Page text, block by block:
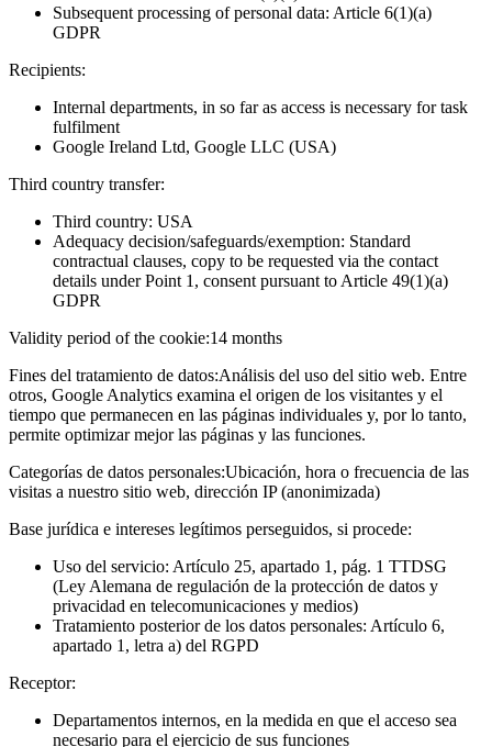
Subsequent processing of personal data: Article 6(1)(a)
GDPR
Recipients:
Internal departments, in so far as access is necessary for task
fulfilment
Google Ireland Ltd, Google LLC (USA)
Third country transfer:
Third country: USA
Adequacy decision/safeguards/exemption: Standard
contractual clauses, copy to be requested via the contact
details under Point 1, consent pursuant to Article 49(1)(a)
GDPR
Validity period of the cookie:14 months
Fines del tratamiento de datos:Análisis del uso del sitio web. Entre
otros, Google Analytics examina el origen de los visitantes y el
tiempo que permanecen en las páginas individuales y, por lo tanto,
permite optimizar mejor las páginas y las funciones.
Categorías de datos personales:Ubicación, hora o frecuencia de las
visitas a nuestro sitio web, dirección IP (anonimizada)
Base jurídica e intereses legítimos perseguidos, si procede:
Uso del servicio: Artículo 25, apartado 1, pág. 1 TTDSG
(Ley Alemana de regulación de la protección de datos y
privacidad en telecomunicaciones y medios)
Tratamiento posterior de los datos personales: Artículo 6,
apartado 1, letra a) del RGPD
Receptor:
Departamentos internos, en la medida en que el acceso sea
necesario para el ejercicio de sus funciones